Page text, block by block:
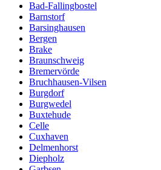
Bad-Fallingbostel
Barnstorf
Barsinghausen
Bergen
Brake
Braunschweig
Bremervörde
Bruchhausen-Vilsen
Burgdorf
Burgwedel
Buxtehude
Celle
Cuxhaven
Delmenhorst
Diepholz